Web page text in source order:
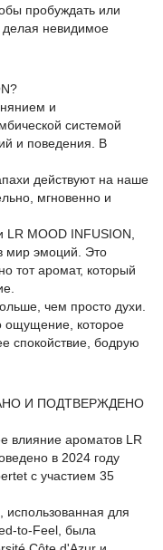
пробуждать или
делая невидимое
и
системой
и поведения. В
действуют на наше
мгновенно и
LR MOOD INFUSION,
мир эмоций. Это
тот аромат, который
чем просто духи.
ощущение, которое
спокойствие, бодрую
И ПОДТВЕРЖДЕНО
влияние ароматов LR
в 2024 году
с участием 35
использованная для
to-Feel, была